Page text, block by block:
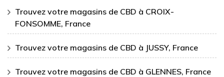
Trouvez votre magasins de CBD à CROIX-
FONSOMME, France
Trouvez votre magasins de CBD à JUSSY, France
Trouvez votre magasins de CBD à GLENNES, France